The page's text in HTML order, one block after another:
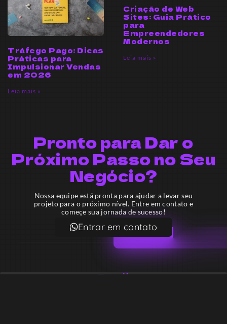
Tráfego Pago: Dicas
Práticas para
Impulsionar Vendas
em 2026
Leia mais »
Criação de Web
Sites: Guia Prático
para
Empreendedores
Modernos
Leia mais »
Pronto para Dar o
Próximo Passo no Seu
Negócio?
Nossa equipe está pronta para ajudar a levar seu
projeto para o próximo nível. Entre em contato e
começe sua jornada de sucesso!
Entrar em contato
Email